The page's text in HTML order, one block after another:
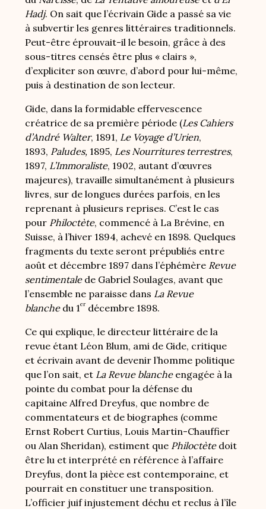
Hadj. On sait que l’écrivain Gide a passé sa vie
à subvertir les genres littéraires traditionnels.
Peut-être éprouvait-il le besoin, grâce à des
sous-titres censés être plus « clairs »,
d’expliciter son œuvre, d’abord pour lui-même,
puis à destination de son lecteur.
Gide, dans la formidable effervescence
créatrice de sa première période (Les Cahiers
d’André Walter, 1891, Le Voyage d’Urien,
1893, Paludes, 1895, Les Nourritures terrestres,
1897, L’Immoraliste, 1902, autant d’œuvres
majeures), travaille simultanément à plusieurs
livres, sur de longues durées parfois, en les
reprenant à plusieurs reprises. C’est le cas
pour Philoctète, commencé à La Brévine, en
Suisse, à l’hiver 1894, achevé en 1898. Quelques
fragments du texte seront prépubliés entre
août et décembre 1897 dans l’éphémère Revue
sentimentale de Gabriel Soulages, avant que
l’ensemble ne paraisse dans La Revue
blanchedu 1er décembre 1898.
Ce qui explique, le directeur littéraire de la
revue étant Léon Blum, ami de Gide, critique
et écrivain avant de devenir l’homme politique
que l’on sait, et La Revue blanche engagée à la
pointe du combat pour la défense du
capitaine Alfred Dreyfus, que nombre de
commentateurs et de biographes (comme
Ernst Robert Curtius, Louis Martin-Chauffier
ou Alan Sheridan), estiment que Philoctète doit
être lu et interprété en référence à l’affaire
Dreyfus, dont la pièce est contemporaine, et
pourrait en constituer une transposition.
L’officier juif injustement déchu et reclus à l’île